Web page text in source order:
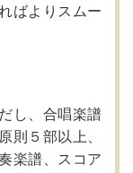
ばよりスムー
し、合唱楽譜
則５部以上、
楽譜、スコア